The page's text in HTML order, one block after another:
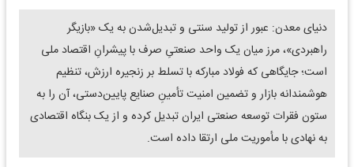
دنیای معدن: عبور از تولید سنتی و تبدیل‌شدن به یک «بازیگر
راهبردی»، مرز میان یک واحد صنعتیِ صرف با پیشرانِ اقتصاد ملی
است؛ جایگاهی که فولاد مبارکه با تسلط بر زنجیره ارزش، تنظیم
هوشمندانه بازار و تضمین امنیت تأمینِ صنایع پایین‌دستی، آن را به
ستون فقرات توسعه صنعتی ایران تبدیل کرده و از یک بنگاه اقتصادی
به نهادی با مأموریت ملی ارتقا داده است.